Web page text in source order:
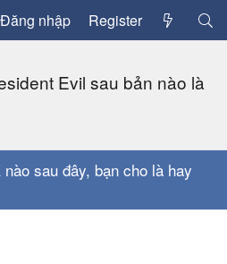
Đăng nhập Register
Evil sau bản nào là
sau đây, bạn cho là hay